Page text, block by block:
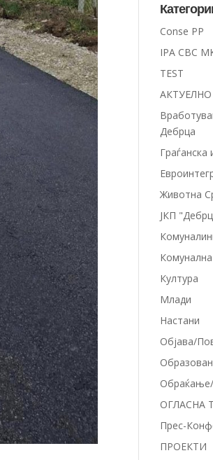
Conse PP
IPA CBC
TEST
АКТУЕЛНО
Дебрца
Граѓанска
Животна
ЈКП
Култура
Млади
Настани
Објава/
ОГЛАСНА
Прес-
ПРОЕКТИ